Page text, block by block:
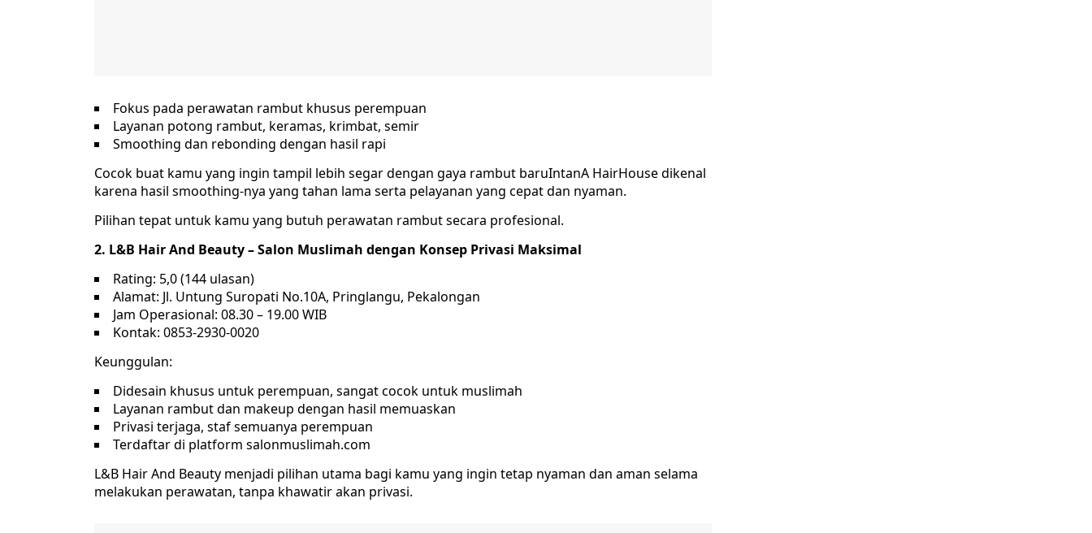
Fokus pada perawatan rambut khusus perempuan
Layanan potong rambut, keramas, krimbat, semir
Smoothing dan rebonding dengan hasil rapi
Cocok buat kamu yang ingin tampil lebih segar dengan gaya rambut baruIntanA HairHouse dikenal
karena hasil smoothing-nya yang tahan lama serta pelayanan yang cepat dan nyaman.
Pilihan tepat untuk kamu yang butuh perawatan rambut secara profesional.
2. L&B Hair And Beauty – Salon Muslimah dengan Konsep Privasi Maksimal
Rating: 5,0 (144 ulasan)
Alamat: Jl. Untung Suropati No.10A, Pringlangu, Pekalongan
Jam Operasional: 08.30 – 19.00 WIB
Kontak: 0853-2930-0020
Keunggulan:
Didesain khusus untuk perempuan, sangat cocok untuk muslimah
Layanan rambut dan makeup dengan hasil memuaskan
Privasi terjaga, staf semuanya perempuan
Terdaftar di platform salonmuslimah.com
L&B Hair And Beauty menjadi pilihan utama bagi kamu yang ingin tetap nyaman dan aman selama
melakukan perawatan, tanpa khawatir akan privasi.